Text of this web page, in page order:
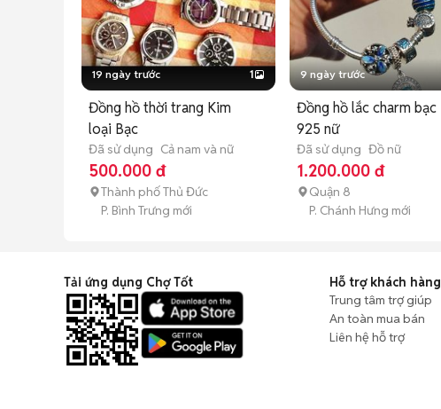
19 ngày trước 1
Đồng hồ thời trang Kim
loại Bạc
Đã sử dụng Cả nam và nữ
500.000 đ
Thành phố Thủ Đức
P. Bình Trưng mới
9 ngày trước
Đồng hồ lắc charm bạc
925 nữ
Đã sử dụng Đồ nữ
1.200.000 đ
Quận 8
P. Chánh Hưng mới
Tải ứng dụng Chợ Tốt
Hỗ trợ khách hàng
Trung tâm trợ giúp
An toàn mua bán
Liên hệ hỗ trợ